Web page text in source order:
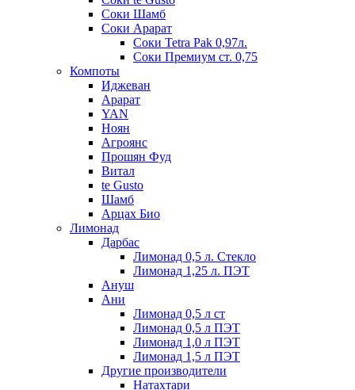
Соки Шамб
Соки Арарат
Соки Tetra Pak 0,97л.
Соки Премиум ст. 0,75
Компоты
Иджеван
Арарат
YAN
Ноян
Агроянс
Прошян Фуд
Витал
te Gusto
Шамб
Арцах Био
Лимонад
Дарбас
Лимонад 0,5 л. Стекло
Лимонад 1,25 л. ПЭТ
Ануш
Ани
Лимонад 0,5 л ст
Лимонад 0,5 л ПЭТ
Лимонад 1,0 л ПЭТ
Лимонад 1,5 л ПЭТ
Другие производители
Натахтари